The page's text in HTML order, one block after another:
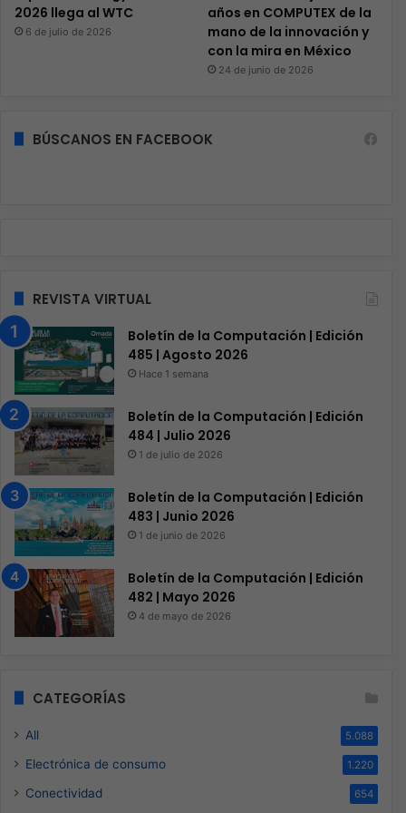
2026 llega al WTC
6 de julio de 2026
años en COMPUTEX de la
mano de la innovación y
con la mira en México
24 de junio de 2026
BÚSCANOS EN FACEBOOK
REVISTA VIRTUAL
Boletín de la Computación | Edición
485 | Agosto 2026
Hace 1 semana
Boletín de la Computación | Edición
484 | Julio 2026
1 de julio de 2026
Boletín de la Computación | Edición
483 | Junio 2026
1 de junio de 2026
Boletín de la Computación | Edición
482 | Mayo 2026
4 de mayo de 2026
CATEGORÍAS
All 5.088
Electrónica de consumo 1.220
Conectividad 654